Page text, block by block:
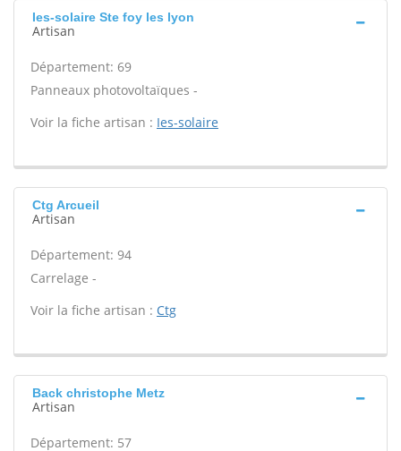
Ies-solaire Ste foy les lyon
Artisan
Département: 69
Panneaux photovoltaïques -
Voir la fiche artisan : Ies-solaire
Ctg Arcueil
Artisan
Département: 94
Carrelage -
Voir la fiche artisan : Ctg
Back christophe Metz
Artisan
Département: 57